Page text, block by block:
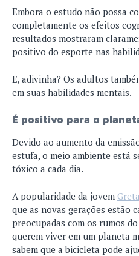
Embora o estudo não possa
completamente os efeitos
resultados mostraram
positivo do esporte nas
E, adivinha? Os adultos
em suas habilidades mentais.
É positivo para o
Devido ao aumento da
estufa, o meio ambiente está
tóxico a cada dia.
A popularidade da jovem
que as novas gerações estão
preocupadas com os rumos
querem viver em um planeta
sabem que a bicicleta pode